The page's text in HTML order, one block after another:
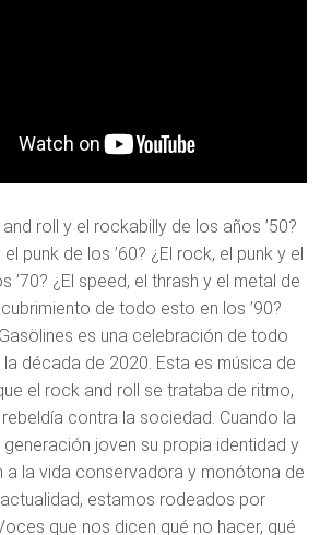
roll y el rockabilly de los años ’50?
punk de los ’60? ¿El rock, el punk y el
’70? ¿El speed, el thrash y el metal de
de todo esto en los ’90?
es una celebración de todo
década de 2020. Esta es música de
el rock and roll se trataba de ritmo,
contra la sociedad. Cuando la
joven su propia identidad y
a la vida conservadora y monótona de
estamos rodeados por
que nos dicen qué no hacer, qué